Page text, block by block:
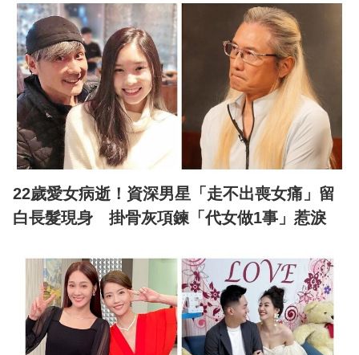
22歲愛女病逝！資深男星「走不出喪女痛」留
白長髮現身 掛骨灰項鍊「代女做1事」惹淚